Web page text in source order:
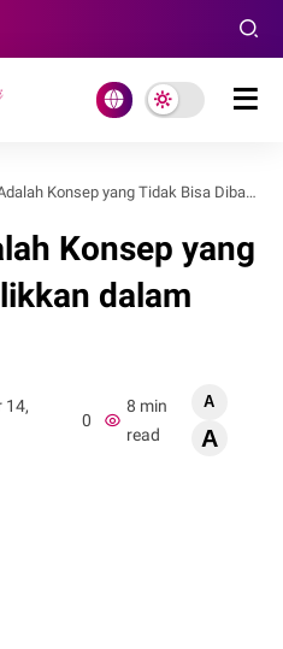
Konsep yang Tidak Bisa Dibalikkan dalam Kehidupan
Konsep yang
dalam
14,
0
8 min
read
A
A